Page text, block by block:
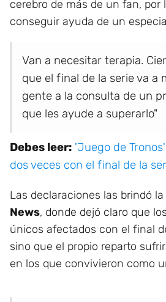
cerebro de más de un fan, por
conseguir ayuda de un
Van a necesitar terapia.
que el final de la serie va a
gente a la consulta de un
que les ayude a superarlo"
Debes leer: 'Juego de
dos veces con el final de la
Las declaraciones las brindó
News, donde dejó claro que
únicos afectados con el final
sino que el propio reparto
en los que convivieron como